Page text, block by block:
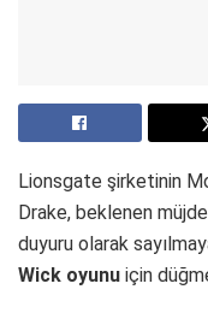
Lionsgate şirketinin
Drake, beklenen
duyuru olarak
Wick oyunu için